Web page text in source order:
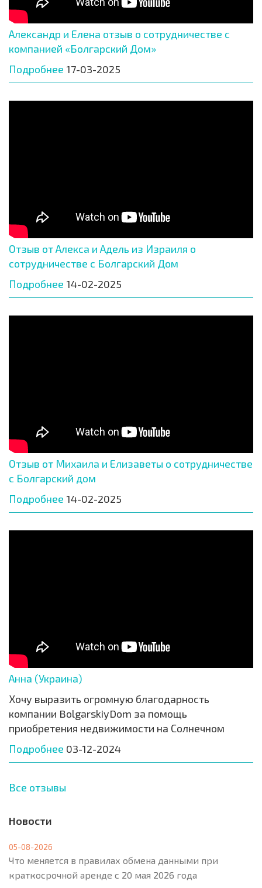
Александр и Елена отзыв о сотрудничестве с
компанией «Болгарский Дом»
Подробнее 17-03-2025
Отзыв от Алекса и Адель из Израиля о
сотрудничестве с Болгарский Дом
Подробнее 14-02-2025
Отзыв от Михаила и Елизаветы о сотрудничестве
с Болгарский дом
Подробнее 14-02-2025
Анна (Украина)
Хочу выразить огромную благодарность
компании BolgarskiyDom за помощь
приобретения недвижимости на Солнечном
Подробнее 03-12-2024
Все отзывы
Новости
05-08-2026
Что меняется в правилах обмена данными при
краткосрочной аренде с 20 мая 2026 года